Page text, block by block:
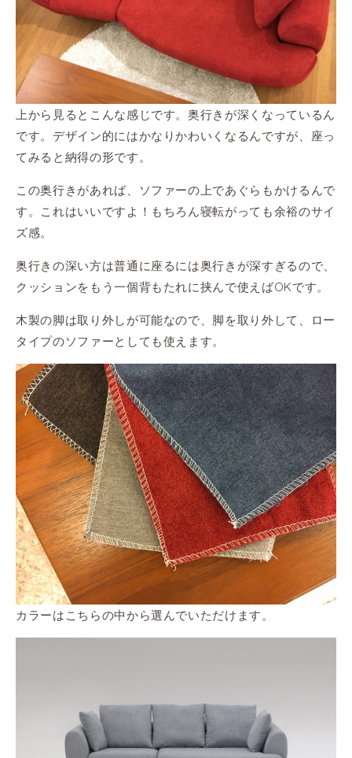
上から見るとこんな感じです。奥行きが深くなっているん
です。デザイン的にはかなりかわいくなるんですが、座っ
てみると納得の形です。
この奥行きがあれば、ソファーの上であぐらもかけるんで
す。これはいいですよ！もちろん寝転がっても余裕のサイ
ズ感。
奥行きの深い方は普通に座るには奥行きが深すぎるので、
クッションをもう一個背もたれに挟んで使えばOKです。
木製の脚は取り外しが可能なので、脚を取り外して、ロー
タイプのソファーとしても使えます。
カラーはこちらの中から選んでいただけます。